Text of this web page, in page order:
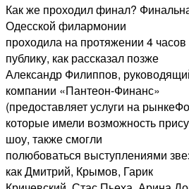
Как же проходил финал?
Одесской филармонии
проходила на протяжении 4
публику, как рассказал позже
Александр Филиппов,
компании «Пантеон-Финанс»
(предоставляет услуги на
которые имели возможность
шоу, также смогли
полюбоваться выступлениями
как Дмитрий, Крымов, Гарик